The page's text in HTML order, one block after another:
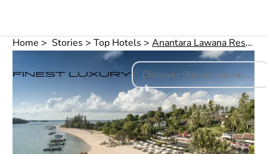
Home Stories Top Hotels Anantara Lawana Resort & Spa auf Koh Samui